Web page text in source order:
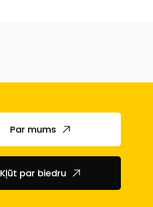
Par mums
Kļūt par biedru